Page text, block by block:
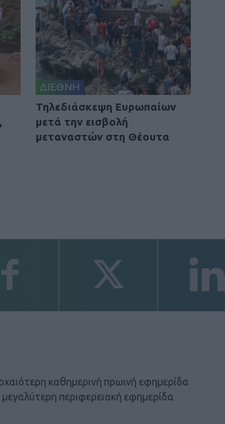
ΔΙΕΘΝΗ
Τηλεδιάσκεψη Ευρωπαίων
μετά την εισβολή
μεταναστών στη Θέουτα
καθημερινή πρωινή εφημερίδα
περιφερειακή εφημερίδα